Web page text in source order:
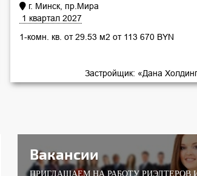
г. Минск, пр.Мира
1 квартал 2027
1-комн. кв. от 29.53 м2 от 113
Застройщик: «Дана
Вакансии
ПРИГЛАШАЕМ НА РАБОТУ РИЭЛТЕРОВ